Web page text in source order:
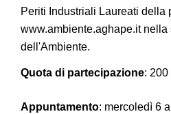
Periti Industriali Laureati della
www.ambiente.aghape.it
dell'Ambiente.
Quota di partecipazione: 200
Appuntamento: mercoledì 6